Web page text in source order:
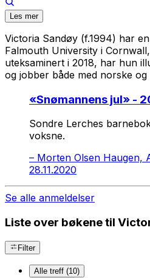
Les mer
Victoria Sandøy (f.1994) har
Falmouth University i
uteksaminert i 2018, har hun
og jobber både med norske og
«Snømannens jul» -
Sondre Lerches
voksne.
– Morten Olsen Haugen,
28.11.2020
Se alle anmeldelser
Liste over bøkene til
Filter
Alle treff (10)